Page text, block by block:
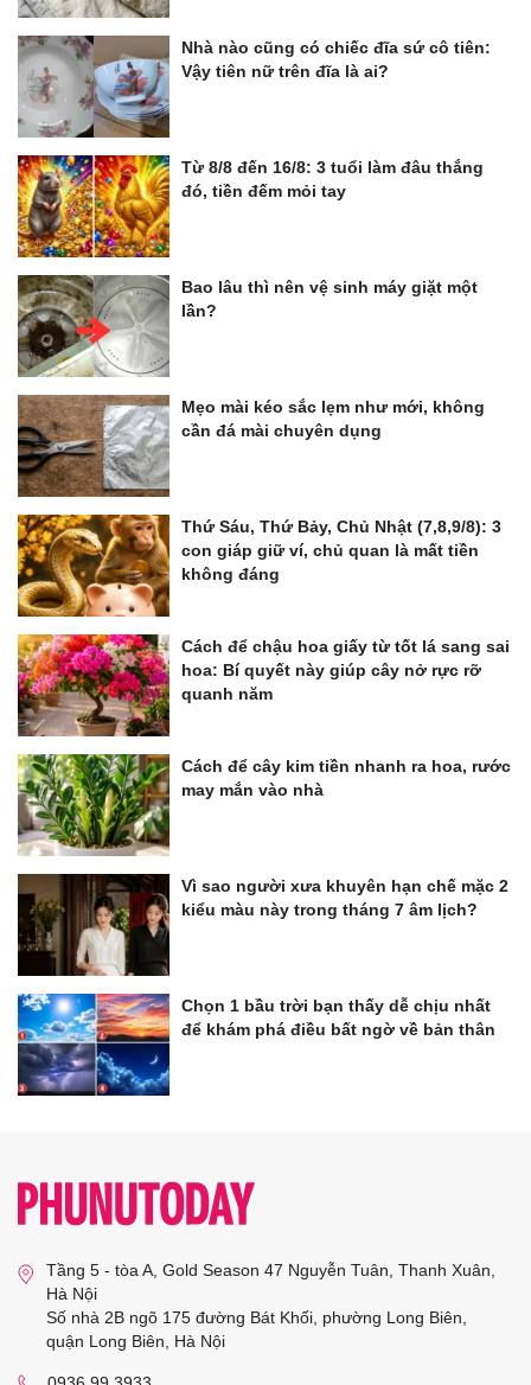
Nhà nào cũng có chiếc đĩa sứ cô tiên:
Vậy tiên nữ trên đĩa là ai?
Từ 8/8 đến 16/8: 3 tuổi làm đâu thắng
đó, tiền đếm mỏi tay
Bao lâu thì nên vệ sinh máy giặt một
lần?
Mẹo mài kéo sắc lẹm như mới, không
cần đá mài chuyên dụng
Thứ Sáu, Thứ Bảy, Chủ Nhật (7,8,9/8): 3
con giáp giữ ví, chủ quan là mất tiền
không đáng
Cách để chậu hoa giấy từ tốt lá sang sai
hoa: Bí quyết này giúp cây nở rực rỡ
quanh năm
Cách để cây kim tiền nhanh ra hoa, rước
may mắn vào nhà
Vì sao người xưa khuyên hạn chế mặc 2
kiểu màu này trong tháng 7 âm lịch?
Chọn 1 bầu trời bạn thấy dễ chịu nhất
để khám phá điều bất ngờ về bản thân
Tầng 5 - tòa A, Gold Season 47 Nguyễn Tuân, Thanh Xuân,
Hà Nội
Số nhà 2B ngõ 175 đường Bát Khối, phường Long Biên,
quận Long Biên, Hà Nội